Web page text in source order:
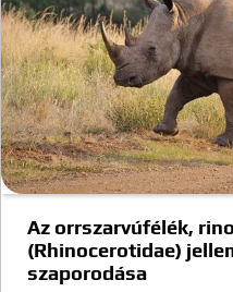
Az orrszarvúfélék,
(Rhinocerotidae)
szaporodása